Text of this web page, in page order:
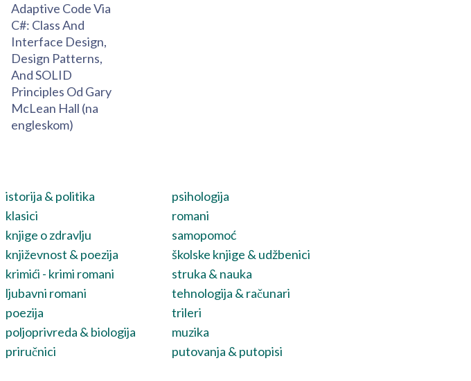
Adaptive Code Via
C#: Class And
Interface Design,
Design Patterns,
And SOLID
Principles Od Gary
McLean Hall (na
engleskom)
istorija & politika
klasici
knjige o zdravlju
književnost & poezija
krimići - krimi romani
ljubavni romani
poezija
poljoprivreda & biologija
priručnici
psihologija
romani
samopomoć
školske knjige & udžbenici
struka & nauka
tehnologija & računari
trileri
muzika
putovanja & putopisi